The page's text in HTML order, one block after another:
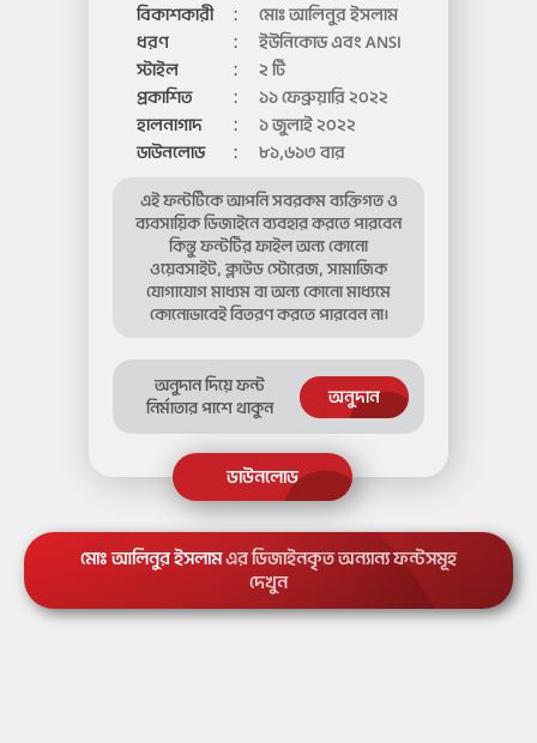
বিকাশকারী
:
মোঃ আলিনুর ইসলাম
ধরণ
:
ইউনিকোড এবং ANSI
স্টাইল
:
২ টি
প্রকাশিত
:
১১ ফেব্রুয়ারি ২০২২
হালনাগাদ
:
১ জুলাই ২০২২
ডাউনলোড
: ৮১,৬১৩ বার
এই ফন্টটিকে আপনি সবরকম ব্যক্তিগত ও
ব্যবসায়িক ডিজাইনে ব্যবহার করতে পারবেন
কিন্তু ফন্টটির ফাইল অন্য কোনো
ওয়েবসাইট, ক্লাউড স্টোরেজ, সামাজিক
যোগাযোগ মাধ্যম বা অন্য কোনো মাধ্যমে
কোনোভাবেই বিতরণ করতে পারবেন না।
অনুদান দিয়ে ফন্ট
নির্মাতার পাশে থাকুন
অনুদান
মোঃ আলিনুর ইসলামএর ডিজাইনকৃত অন্যান্য ফন্টসমূহ
দেখুন